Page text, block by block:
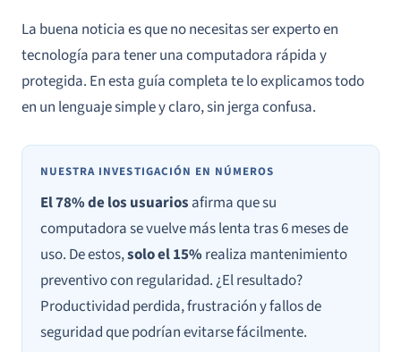
La buena noticia es que no necesitas ser experto en
tecnología para tener una computadora rápida y
protegida. En esta guía completa te lo explicamos todo
en un lenguaje simple y claro, sin jerga confusa.
NUESTRA INVESTIGACIÓN EN NÚMEROS
El 78% de los usuarios afirma que su
computadora se vuelve más lenta tras 6 meses de
uso. De estos,solo el 15% realiza mantenimiento
preventivo con regularidad. ¿El resultado?
Productividad perdida, frustración y fallos de
seguridad que podrían evitarse fácilmente.